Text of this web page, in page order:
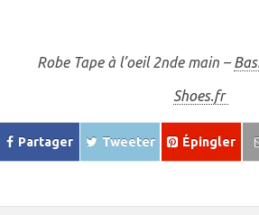
Robe Tape à l’oeil 2nde main –
Shoes.fr
Partager Tweeter Épingler